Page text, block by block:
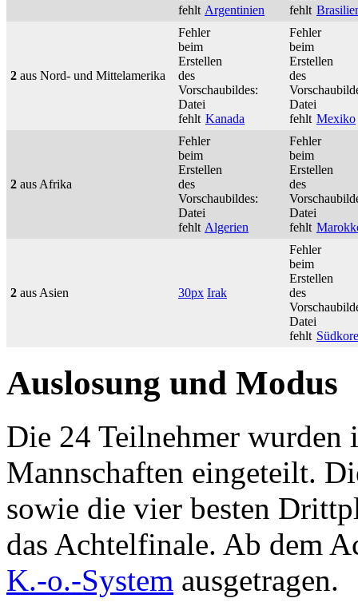
fehlt Argentinien
fehlt
2 aus Nord- und Mittelamerika
Fehler
beim
Erstellen
des
Vorschaubildes:
Datei
fehlt Kanada
Fehler
beim
Erstellen
des
Datei
fehlt Mexiko
2 aus Afrika
Fehler
beim
Erstellen
des
Vorschaubildes:
Datei
fehlt Algerien
Fehler
beim
Erstellen
des
Datei
fehlt
2 aus Asien 30px Irak
Fehler
beim
Erstellen
des
Datei
fehlt
Auslosung und Modus
Die 24 Teilnehmer wurden
Mannschaften eingeteilt.
sowie die vier besten
das Achtelfinale. Ab dem
K.-o.-System ausgetragen.